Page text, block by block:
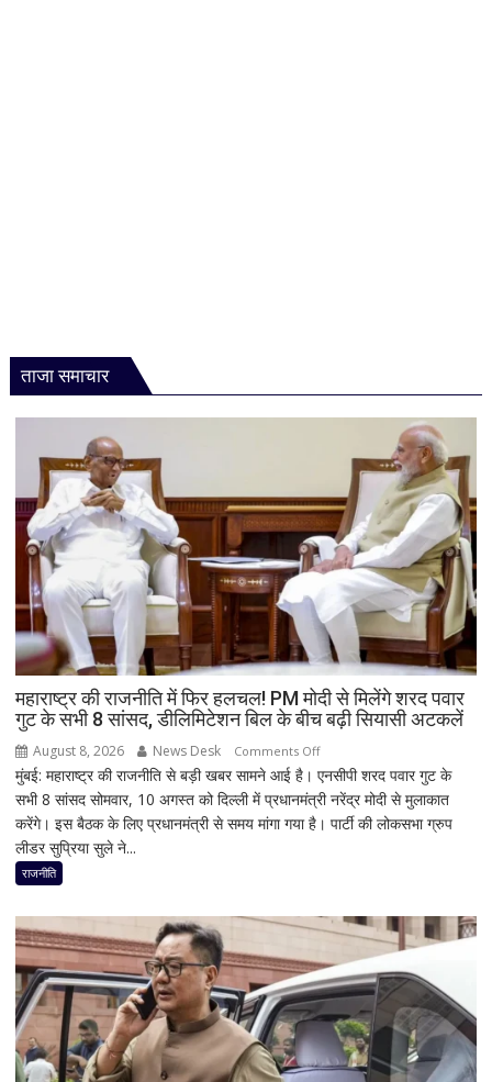
ताजा समाचार
महाराष्ट्र की राजनीति में फिर हलचल! PM मोदी से मिलेंगे शरद पवार
गुट के सभी 8 सांसद, डीलिमिटेशन बिल के बीच बढ़ी सियासी अटकलें
August 8, 2026 News Desk Comments Offon
महाराष्ट्र
की
राजनीति
PM
से
मिलेंगे
शरद
पवार
गुट
मुंबई: महाराष्ट्र की राजनीति से बड़ी खबर सामने आई है। एनसीपी शरद पवार गुट के
सभी 8 सांसद सोमवार, 10 अगस्त को दिल्ली में प्रधानमंत्री नरेंद्र मोदी से मुलाकात
करेंगे। इस बैठक के लिए प्रधानमंत्री से समय मांगा गया है। पार्टी की लोकसभा ग्रुप
लीडर सुप्रिया सुले ने...
राजनीति